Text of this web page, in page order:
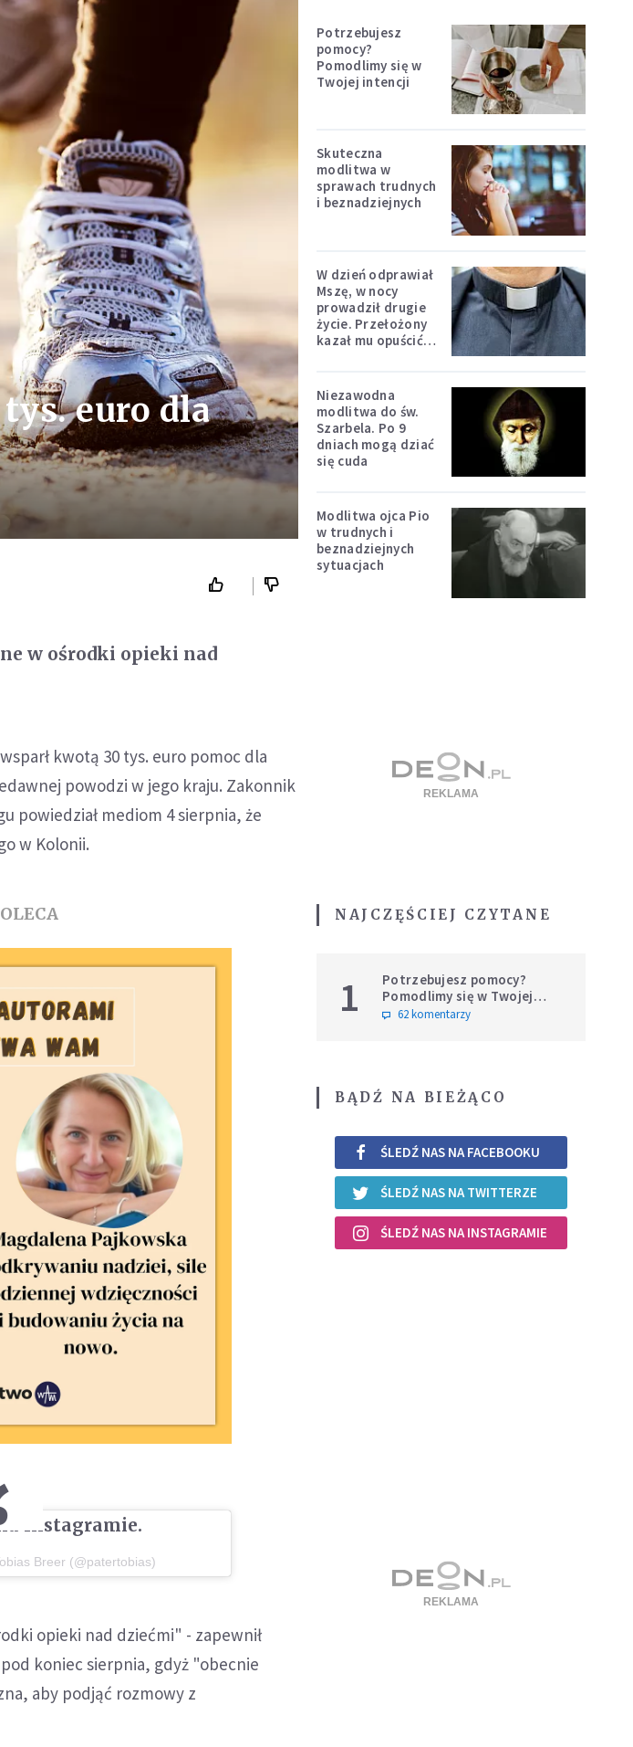
euro dla
w ośrodki opieki nad
kwotą 30 tys. euro pomoc dla
powodzi w jego kraju. Zakonnik
powiedział mediom 4 sierpnia, że
w Kolonii.
Instagramie.
Breer (@patertobias)
opieki nad dziećmi" - zapewnił
koniec sierpnia, gdyż "obecnie
aby podjąć rozmowy z
Potrzebujesz
pomocy?
Pomodlimy się w
Twojej intencji
Skuteczna
modlitwa w
sprawach trudnych
i beznadziejnych
W dzień odprawiał
Mszę, w nocy
prowadził drugie
życie. Przełożony
kazał mu opuścić
Niezawodna
modlitwa do św.
Szarbela. Po 9
dniach mogą dziać
się cuda
Modlitwa ojca Pio
w trudnych i
beznadziejnych
sytuacjach
NAJCZĘŚCIEJ CZYTANE
1
Potrzebujesz pomocy?
Pomodlimy się w Twojej
intencji
62 komentarzy
BĄDŹ NA BIEŻĄCO
ŚLEDŹ NAS NA FACEBOOKU
ŚLEDŹ NAS NA TWITTERZE
ŚLEDŹ NAS NA INSTAGRAMIE